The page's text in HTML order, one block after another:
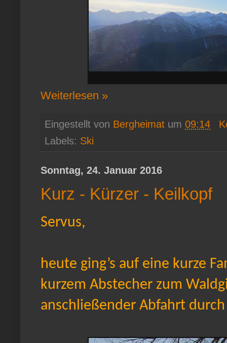
Weiterlesen »
Eingestellt von Bergheimat um 09:14
Labels: Ski
Sonntag, 24. Januar 2016
Kurz - Kürzer - Keilkopf
Servus,
heute ging’s auf eine kurze
kurzem Abstecher zum
anschließender Abfahrt